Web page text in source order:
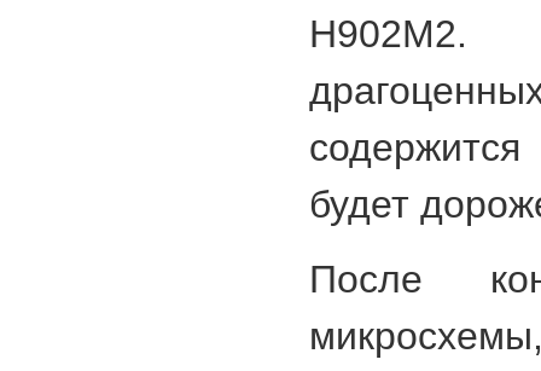
будет
После